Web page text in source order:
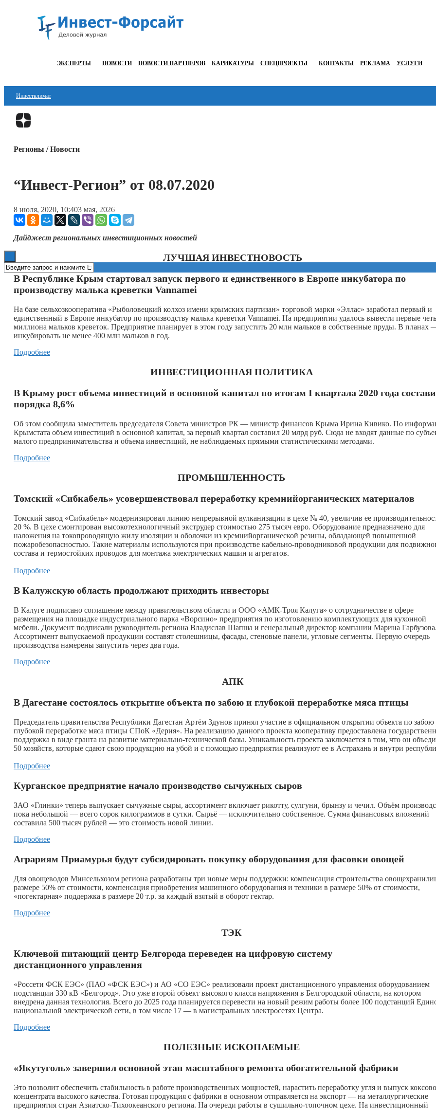
ЭКСПЕРТЫ НОВОСТИ НОВОСТИ ПАРТНЕРОВ КАРИКАТУРЫ СПЕЦПРОЕКТЫ КОНТАКТЫ РЕКЛАМА УСЛУГИ
Инвестклимат
Финансы
ESG
Регионы / Новости
“Инвест-Регион” от 08.07.2020
8 июля, 2020, 10:403 мая, 2026
Дайджест региональных инвестиционных новостей
ЛУЧШАЯ ИНВЕСТНОВОСТЬ
В Республике Крым стартовал запуск первого и единственного в Европе инкубатора по
производству малька креветки Vannamei
На базе сельхозкооператива «Рыболовецкий колхоз имени крымских партизан» торговой марки «Эллас» заработал первый и
единственный в Европе инкубатор по производству малька креветки Vannamei. На предприятии удалось вывести первые
миллиона мальков креветок. Предприятие планирует в этом году запустить 20 млн мальков в собственные пруды. В планах
инкубировать не менее 400 млн мальков в год.
Подробнее
ИНВЕСТИЦИОННАЯ ПОЛИТИКА
В Крыму рост объема инвестиций в основной капитал по итогам I квартала 2020 года
порядка 8,6%
Об этом сообщила заместитель председателя Совета министров РК — министр финансов Крыма Ирина Кивико. По
Крымстата объем инвестиций в основной капитал, за первый квартал составил 20 млрд руб. Сюда не входят данные по
малого предпринимательства и объема инвестиций, не наблюдаемых прямыми статистическими методами.
Подробнее
ПРОМЫШЛЕННОСТЬ
Томский «Сибкабель» усовершенствовал переработку кремнийорганических материалов
Томский завод «Сибкабель» модернизировал линию непрерывной вулканизации в цехе № 40, увеличив ее
20 %. В цехе смонтирован высокотехнологичный экструдер стоимостью 275 тысяч евро. Оборудование предназначено для
наложения на токопроводящую жилу изоляции и оболочки из кремнийорганической резины, обладающей повышенной
пожаробезопасностью. Такие материалы используются при производстве кабельно-проводниковой продукции для
состава и термостойких проводов для монтажа электрических машин и агрегатов.
Подробнее
В Калужскую область продолжают приходить инвесторы
В Калуге подписано соглашение между правительством области и ООО «АМК-Троя Калуга» о сотрудничестве в сфере
размещения на площадке индустриального парка «Ворсино» предприятия по изготовлению комплектующих для кухонной
мебели. Документ подписали руководитель региона Владислав Шапша и генеральный директор компании Марина Гарбузова.
Ассортимент выпускаемой продукции составят столешницы, фасады, стеновые панели, угловые сегменты. Первую очередь
производства намерены запустить через два года.
Подробнее
АПК
В Дагестане состоялось открытие объекта по забою и глубокой переработке мяса птицы
Председатель правительства Республики Дагестан Артём Здунов принял участие в официальном открытии объекта по забою
глубокой переработке мяса птицы СПоК «Дерия». На реализацию данного проекта кооперативу предоставлена
поддержка в виде гранта на развитие материально-технической базы. Уникальность проекта заключается в том, что он
50 хозяйств, которые сдают свою продукцию на убой и с помощью предприятия реализуют ее в Астрахань и внутри
Подробнее
Курганское предприятие начало производство сычужных сыров
ЗАО «Глинки» теперь выпускает сычужные сыры, ассортимент включает рикотту, сулгуни, брынзу и чечил. Объём
пока небольшой — всего сорок килограммов в сутки. Сырьё — исключительно собственное. Сумма финансовых вложений
составила 500 тысяч рублей — это стоимость новой линии.
Подробнее
Аграриям Приамурья будут субсидировать покупку оборудования для фасовки овощей
Для овощеводов Минсельхозом региона разработаны три новые меры поддержки: компенсация строительства
размере 50% от стоимости, компенсация приобретения машинного оборудования и техники в размере 50% от стоимости,
«погектарная» поддержка в размере 20 т.р. за каждый взятый в оборот гектар.
Подробнее
ТЭК
Ключевой питающий центр Белгорода переведен на цифровую систему
дистанционного управления
«Россети ФСК ЕЭС» (ПАО «ФСК ЕЭС») и АО «СО ЕЭС» реализовали проект дистанционного управления оборудованием
подстанции 330 кВ «Белгород». Это уже второй объект высокого класса напряжения в Белгородской области, на котором
внедрена данная технология. Всего до 2025 года планируется перевести на новый режим работы более 100 подстанций
национальной электрической сети, в том числе 17 — в магистральных электросетях Центра.
Подробнее
ПОЛЕЗНЫЕ ИСКОПАЕМЫЕ
«Якутуголь» завершил основной этап масштабного ремонта обогатительной фабрики
Это позволит обеспечить стабильность в работе производственных мощностей, нарастить переработку угля и выпуск
концентрата высокого качества. Готовая продукция с фабрики в основном отправляется на экспорт — на металлургические
предприятия стран Азиатско-Тихоокеанского региона. На очереди работы в сушильно-топочном цехе. На инвестиционный